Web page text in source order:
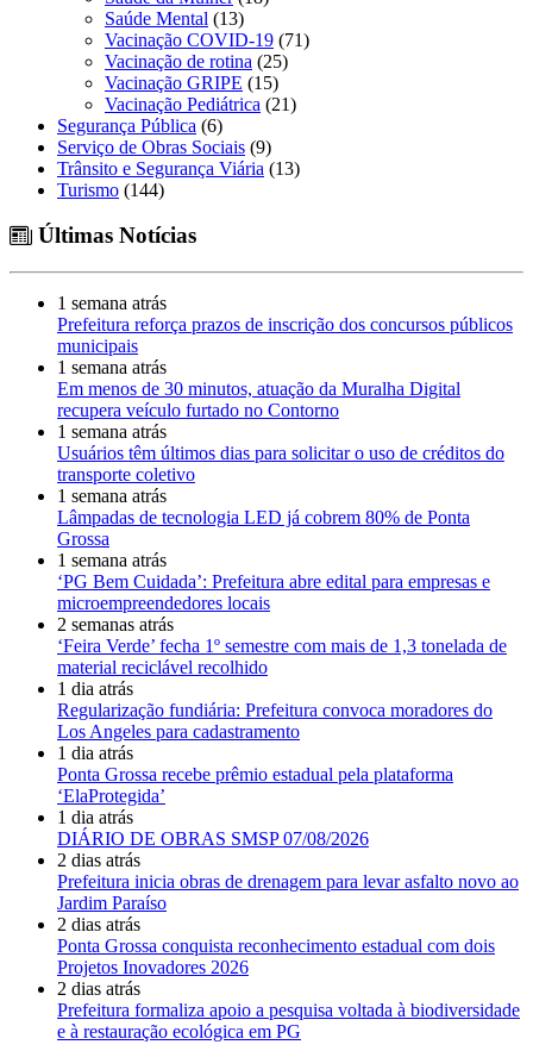
Saúde Mental (13)
Vacinação COVID-19 (71)
Vacinação de rotina (25)
Vacinação GRIPE (15)
Vacinação Pediátrica (21)
Segurança Pública (6)
Serviço de Obras Sociais (9)
Trânsito e Segurança Viária (13)
Turismo (144)
Últimas Notícias
1 semana atrás
Prefeitura reforça prazos de inscrição dos concursos públicos
municipais
1 semana atrás
Em menos de 30 minutos, atuação da Muralha Digital
recupera veículo furtado no Contorno
1 semana atrás
Usuários têm últimos dias para solicitar o uso de créditos do
transporte coletivo
1 semana atrás
Lâmpadas de tecnologia LED já cobrem 80% de Ponta
Grossa
1 semana atrás
‘PG Bem Cuidada’: Prefeitura abre edital para empresas e
microempreendedores locais
2 semanas atrás
‘Feira Verde’ fecha 1º semestre com mais de 1,3 tonelada de
material reciclável recolhido
1 dia atrás
Regularização fundiária: Prefeitura convoca moradores do
Los Angeles para cadastramento
1 dia atrás
Ponta Grossa recebe prêmio estadual pela plataforma
‘ElaProtegida’
1 dia atrás
DIÁRIO DE OBRAS SMSP 07/08/2026
2 dias atrás
Prefeitura inicia obras de drenagem para levar asfalto novo ao
Jardim Paraíso
2 dias atrás
Ponta Grossa conquista reconhecimento estadual com dois
Projetos Inovadores 2026
2 dias atrás
Prefeitura formaliza apoio a pesquisa voltada à biodiversidade
e à restauração ecológica em PG